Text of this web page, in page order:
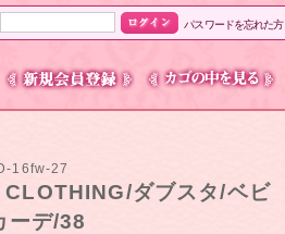
パスワードを忘れた方
16fw-27
ダブスタ/ベビ
ーデ/38